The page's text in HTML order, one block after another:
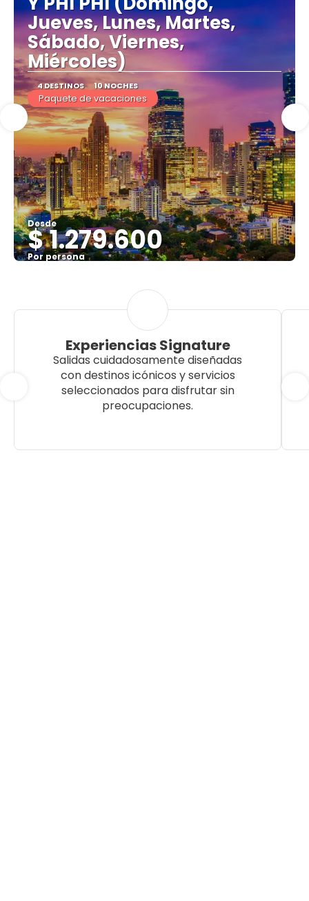
Jueves, Lunes, Martes,
Sábado, Viernes,
Miércoles)
4 DESTINOS 10 NOCHES
Paquete de vacaciones
Desde
$ 1.279.600
Por persona
Experiencias Signature
Salidas cuidadosamente diseñadas
con destinos icónicos y servicios
seleccionados para disfrutar sin
preocupaciones.